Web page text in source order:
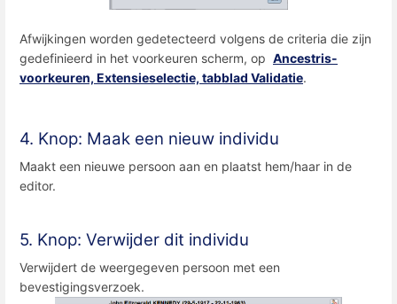
Afwijkingen worden gedetecteerd volgens de criteria die zijn
gedefinieerd in het voorkeuren scherm, op Ancestris-
voorkeuren, Extensieselectie, tabblad Validatie.
4. Knop: Maak een nieuw individu
Maakt een nieuwe persoon aan en plaatst hem/haar in de
editor.
5. Knop: Verwijder dit individu
Verwijdert de weergegeven persoon met een
bevestigingsverzoek.